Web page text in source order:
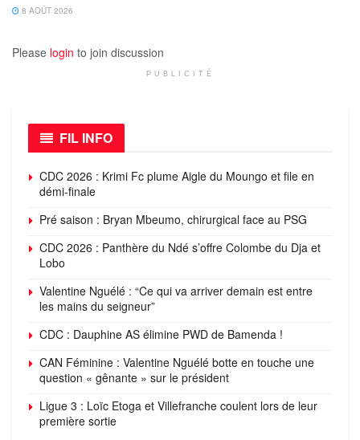
8 AOÛT 2026
Please login to join discussion
PUBLICITÉ
FIL INFO
CDC 2026 : Krimi Fc plume Aigle du Moungo et file en
démi-finale
Pré saison : Bryan Mbeumo, chirurgical face au PSG
CDC 2026 : Panthère du Ndé s’offre Colombe du Dja et
Lobo
Valentine Nguélé : “Ce qui va arriver demain est entre
les mains du seigneur”
CDC : Dauphine AS élimine PWD de Bamenda !
CAN Féminine : Valentine Nguélé botte en touche une
question « gênante » sur le président
Ligue 3 : Loïc Etoga et Villefranche coulent lors de leur
première sortie